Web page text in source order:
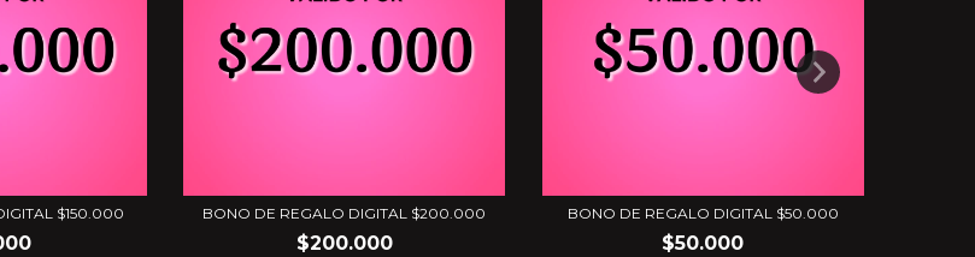
$150.000 BONO DE REGALO DIGITAL $200.000
$200.000
BONO DE REGALO DIGITAL $50.000
$50.000